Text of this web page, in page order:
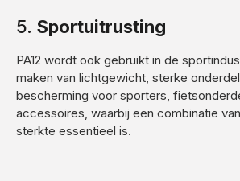
5. Sportuitrusting
PA12 wordt ook gebruikt in de
maken van lichtgewicht, sterke
bescherming voor sporters,
accessoires, waarbij een combinatie
sterkte essentieel is.